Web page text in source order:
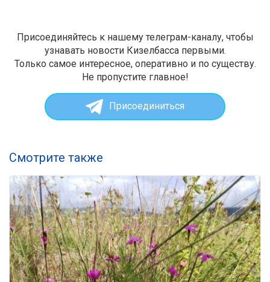
Присоединяйтесь к нашему телеграм-каналу, чтобы
узнавать новости Кизелбасса первыми.
Только самое интересное, оперативно и по существу.
Не пропустите главное!
Присоединиться
Смотрите также